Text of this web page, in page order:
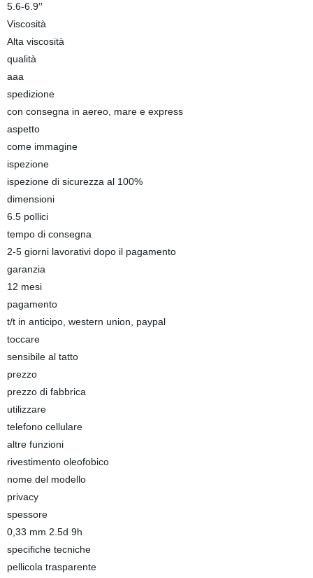
5.6-6.9′′
Viscosità
Alta viscosità
qualità
aaa
spedizione
con consegna in aereo, mare e express
aspetto
come immagine
ispezione
ispezione di sicurezza al 100%
dimensioni
6.5 pollici
tempo di consegna
2-5 giorni lavorativi dopo il pagamento
garanzia
12 mesi
pagamento
t/t in anticipo, western union, paypal
toccare
sensibile al tatto
prezzo
prezzo di fabbrica
utilizzare
telefono cellulare
altre funzioni
rivestimento oleofobico
nome del modello
privacy
spessore
0,33 mm 2.5d 9h
specifiche tecniche
pellicola trasparente